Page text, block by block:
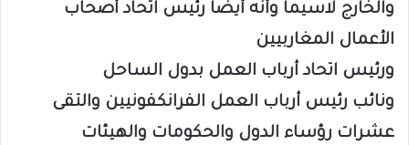
والخارج لاسيما وأنه أيضا رئيس اتحاد أصحاب
الأعمال المغاربيين
ورئيس اتحاد أرباب العمل بدول الساحل
ونائب رئيس أرباب العمل الفرانكفونيين والتقى
عشرات رؤساء الدول والحكومات والهيئات